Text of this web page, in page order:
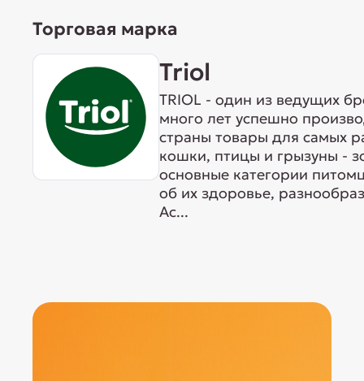
Торговая марка
Triol
TRIOL - один из ведущих
много лет успешно
страны товары для самых
кошки, птицы и грызуны -
основные категории
об их здоровье,
Ас...